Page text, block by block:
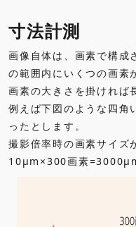
寸法計測
画像自体は、画素で構成
の範囲内にいくつの画素
画素の大きさを掛ければ
例えば下図のような四角
ったとします。
撮影倍率時の画素サイ
10μm×300画素